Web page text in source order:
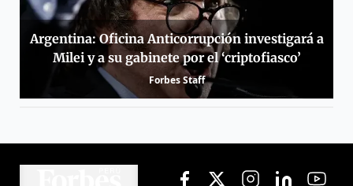
Argentina: Oficina Anticorrupción investigará a
Milei y a su gabinete por el ‘criptofiasco’
Forbes Staff